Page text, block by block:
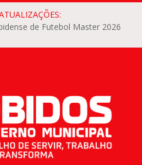
de Futebol Master 2026